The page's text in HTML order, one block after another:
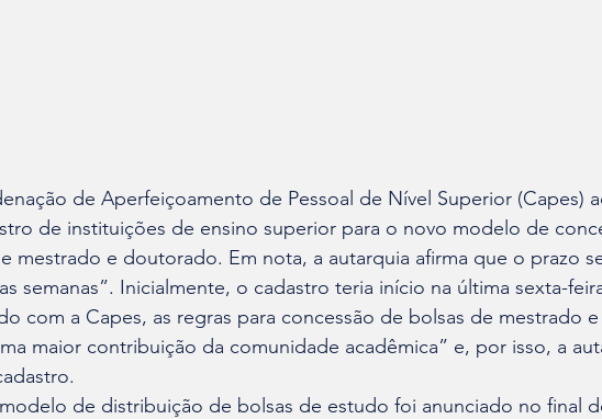
de Aperfeiçoamento de Pessoal de Nível Superior (Capes)
de instituições de ensino superior para o novo modelo de
mestrado e doutorado. Em nota, a autarquia afirma que o prazo
semanas”. Inicialmente, o cadastro teria início na última sexta-
com a Capes, as regras para concessão de bolsas de mestrado
maior contribuição da comunidade acadêmica” e, por isso, a
de distribuição de bolsas de estudo foi anunciado no final